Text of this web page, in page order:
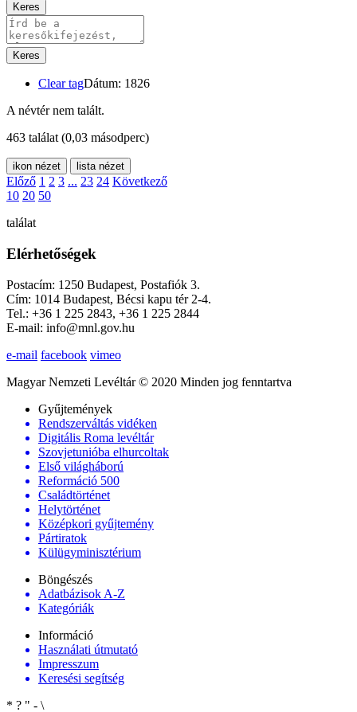
Keres
Keres
Clear tagDátum: 1826
A névtér nem talált.
463 találat (0,03 másodperc)
ikon nézet lista nézet
Előző 1 2 3 ... 23 24 Következő
10 20 50
találat
Elérhetőségek
Postacím: 1250 Budapest, Postafiók 3.
Cím: 1014 Budapest, Bécsi kapu tér 2-4.
Tel.: +36 1 225 2843, +36 1 225 2844
E-mail: info@mnl.gov.hu
e-mail facebook vimeo
Magyar Nemzeti Levéltár © 2020 Minden jog fenntartva
Gyűjtemények
Rendszerváltás vidéken
Digitális Roma levéltár
Szovjetunióba elhurcoltak
Első világháború
Reformáció 500
Családtörténet
Helytörténet
Középkori gyűjtemény
Pártiratok
Külügyminisztérium
Böngészés
Adatbázisok A-Z
Kategóriák
Információ
Használati útmutató
Impresszum
Keresési segítség
* ? " - \